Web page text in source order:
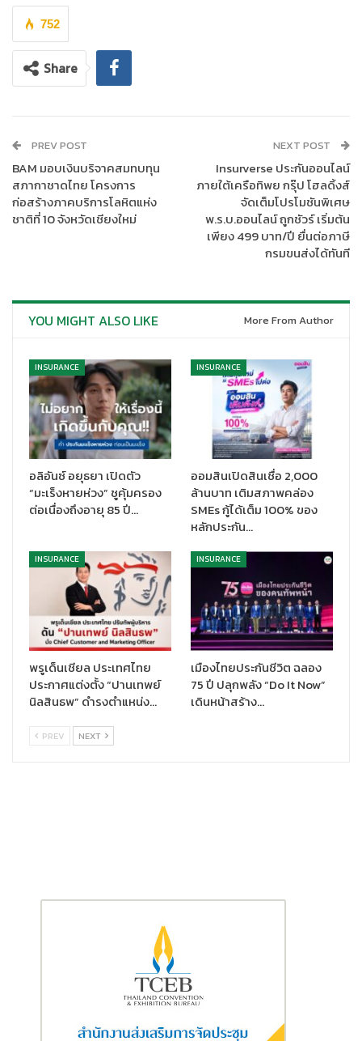
ประกันใหม่
ดูแลที่มากกว่า ตั้งแต่การป้องกันโรค ไปจนถึงการรักษาพยาบาล ที่
ครอบคลุมทั้งสุขภาพกายและสุขภาพใจ พร้อมปลดล็อคทุกความ
กังวล ด้วยวงเงินคุ้มครองสูงสุดถึง 200 ล้านบาท
ได้แก่ 1) ครอบคลุมค่าห้องพักเดี่ยวมาตรฐาน หรือห้องพักระดับใดก็ได้
สูงสุด 8,000 – 25,000 บาทต่อวัน แล้วแต่จำนวนใดจะสูงกว่า 2)
วงเงินความคุ้มครองผลประโยชน์ผู้ป่วยในและผู้ป่วยนอก จ่ายตาม
จริงสูงสุด 200 ล้านบาท พร้อมรองรับการเข้าถึงเทคโนโลยีทางการ
แพทย์ที่ทันสมัย 3) ตอบสนองทุกความต้องการ ไม่ว่าจะเป็นค่าชดเชย
สำหรับผู้ป่วยอาการวิกฤต สูงถึง 500,000 บาท ผลประโยชน์แพทย์
ผิดส่วนแรก (Deductible) และสามารถปรับเปลี่ยนให้สอดคล้องกับ
สวัสดิการที่มี และ 5) เลือกอาณาเขตความคุ้มครองได้ทั้งใน
และเงื่อนไขเป็นไปตามผลประโยชน์ที่ระบุไว้ในกรมธรรม์ประกันภัยของ
แผนความคุ้มครองที่เลือก
“อุตสาหกรรมการแพทย์มีการพัฒนาด้านเทคโนโลยีอย่างต่อเนื่องเพื่อ
ให้ได้ผลลัพธ์ที่ดีในการวินิจฉัย การรักษาและการดูแลผู้ป่วย“เพรสทีจ
เฮลธ์ ปลดล็อค”จึงเป็นแบบประกันสุขภาพที่ออกแบบมาเพื่อรองรับ
การรักษาพยาบาลและการวินิจฉัยด้วยวิวัฒนาการทางการแพทย์สมัย
ใหม่ เพื่อให้สามารถดูแลสุขภาพ ป้องกันโรคและรู้ทันโรคร้าย โดยสำหรับ
กระดูก (Chiropractic) การดูแลรักษาด้านทันตกรรม ทั้งการขูดหินปูน
จนการดูแลด้านสุขภาพใจเพื่อคลายกังวลด้านจิตใจในยามวิกฤต ด้วย
ค่ารักษาทางจิตเวชในฐานะผู้ป่วยนอก”
รับประกันตั้งแต่อายุ 11 – 80 ปี ให้ความ
คุ้มครองสูงสุดจนถึงอายุ 99 ปี จึงตอบโจทย์การดูแลด้านสุขภาพ
ตั้งแต่ปัจจุบันและระยะยาวไปจนถึงวัยสูงอายุ อีกทั้งยังสามารถเลือก
752
Share
PREV POST
BAM มอบเงินบริจาคสมทบทุน
สภากาชาดไทย โครงการ
ก่อสร้างภาคบริการโลหิตแห่ง
ชาติที่ 10 จังหวัดเชียงใหม่
NEXT POST
Insurverse ประกันออนไลน์
ภายใต้เครือทิพย กรุ๊ป โฮลดิ้งส์
จัดเต็มโปรโมชันพิเศษ
พ.ร.บ.ออนไลน์ ถูกชัวร์ เริ่มต้น
เพียง 499 บาท/ปี ยื่นต่อภาษี
กรมขนส่งได้ทันที
YOU MIGHT ALSO LIKE More From Author
INSURANCE
อลิอันซ์ อยุธยา เปิดตัว
“มะเร็งหายห่วง” ชูคุ้มครอง
ต่อเนื่องถึงอายุ 85 ปี…
INSURANCE
ออมสินเปิดสินเชื่อ 2,000
ล้านบาท เติมสภาพคล่อง
SMEs กู้ได้เต็ม 100% ของ
หลักประกัน…
INSURANCE
พรูเด็นเชียล ประเทศไทย
ประกาศแต่งตั้ง “ปานเทพย์
นิลสินธพ” ดำรงตำแหน่ง…
INSURANCE
เมืองไทยประกันชีวิต ฉลอง
75 ปี ปลุกพลัง “Do It Now”
เดินหน้าสร้าง…
PREV NEXT